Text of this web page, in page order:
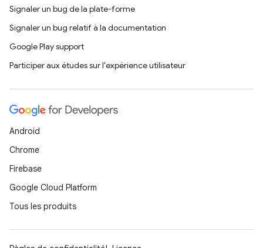
Signaler un bug de la plate-forme
Signaler un bug relatif à la documentation
Google Play support
Participer aux études sur l'expérience utilisateur
Android
Chrome
Firebase
Google Cloud Platform
Tous les produits